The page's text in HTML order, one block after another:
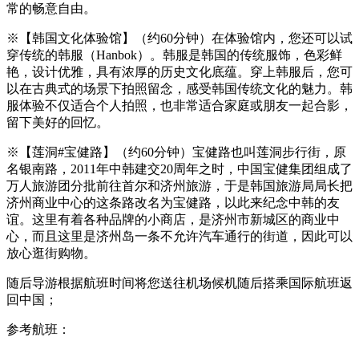
常的畅意自由。
※【韩国文化体验馆】（约60分钟）在体验馆内，您还可以试
穿传统的韩服（Hanbok）。韩服是韩国的传统服饰，色彩鲜
艳，设计优雅，具有浓厚的历史文化底蕴。穿上韩服后，您可
以在古典式的场景下拍照留念，感受韩国传统文化的魅力。韩
服体验不仅适合个人拍照，也非常适合家庭或朋友一起合影，
留下美好的回忆。
※【莲洞#宝健路】（约60分钟）宝健路也叫莲洞步行街，原
名银南路，2011年中韩建交20周年之时，中国宝健集团组成了
万人旅游团分批前往首尔和济州旅游，于是韩国旅游局局长把
济州商业中心的这条路改名为宝健路，以此来纪念中韩的友
谊。这里有着各种品牌的小商店，是济州市新城区的商业中
心，而且这里是济州岛一条不允许汽车通行的街道，因此可以
放心逛街购物。
随后导游根据航班时间将您送往机场候机随后搭乘国际航班返
回中国；
参考航班：